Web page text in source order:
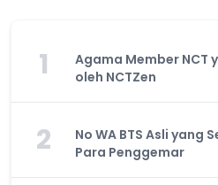
1
Agama Member NCT
oleh NCTZen
2
No WA BTS Asli yang
Para Penggemar